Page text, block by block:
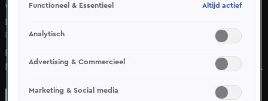
Willem-Alexander en Máxima kijken WK voetbal tijdens
Duits staatsbezoek
Di 9 juni, 10:47
Dinsdag krijgt het Nederlands koningspaar bezoek vanuit
Duitsland. Shownieuws blikt vooruit op de volle agenda
het WK voetbal gaan kijken.
Functioneel & Essentieel Altijd actief
Analytisch
Advertising & Commercieel
Marketing & Social media